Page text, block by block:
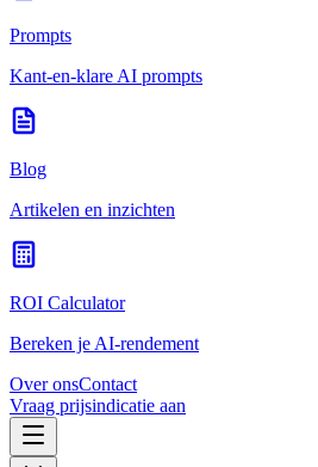
Prompts
Kant-en-klare AI prompts
Blog
Artikelen en inzichten
ROI Calculator
Bereken je AI-rendement
Over onsContact
Vraag prijsindicatie aan